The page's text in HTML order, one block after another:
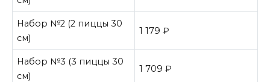
Набор №2 (2 пиццы 30
см)
1 179 ₽
Набор №3 (3 пиццы 30
см)
1 709 ₽